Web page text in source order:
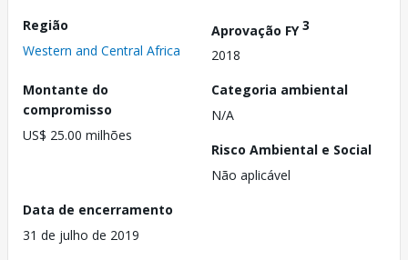
Região
Western and Central Africa
Aprovação FY3
2018
Montante do
compromisso
US$ 25.00 milhões
Categoria ambiental
N/A
Risco Ambiental e Social
Não aplicável
Data de encerramento
31 de julho de 2019